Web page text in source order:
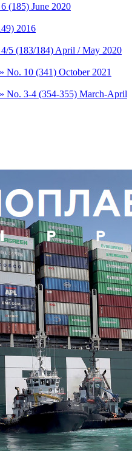
(185) June 2020
2016
5 (183/184) April / May 2020
No. 10 (341) October 2021
No. 3-4 (354-355) March-April